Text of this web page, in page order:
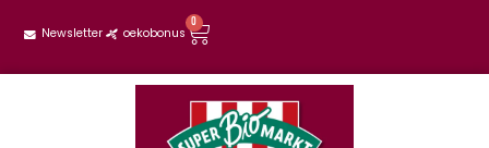
Newsletter oekobonus
0